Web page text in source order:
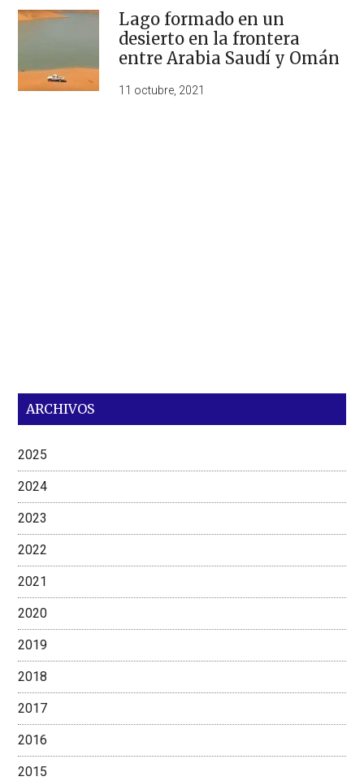
Lago formado en un
desierto en la frontera
entre Arabia Saudí y Omán
11 octubre, 2021
ARCHIVOS
2025
2024
2023
2022
2021
2020
2019
2018
2017
2016
2015